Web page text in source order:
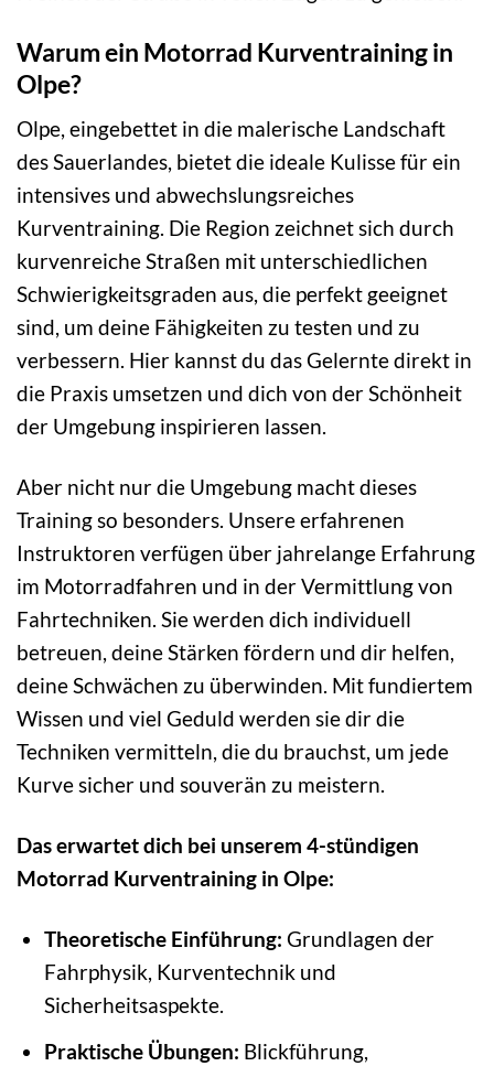
Warum ein Motorrad Kurventraining in
Olpe?
Olpe, eingebettet in die malerische Landschaft
des Sauerlandes, bietet die ideale Kulisse für ein
intensives und abwechslungsreiches
Kurventraining. Die Region zeichnet sich durch
kurvenreiche Straßen mit unterschiedlichen
Schwierigkeitsgraden aus, die perfekt geeignet
sind, um deine Fähigkeiten zu testen und zu
verbessern. Hier kannst du das Gelernte direkt in
die Praxis umsetzen und dich von der Schönheit
der Umgebung inspirieren lassen.
Aber nicht nur die Umgebung macht dieses
Training so besonders. Unsere erfahrenen
Instruktoren verfügen über jahrelange Erfahrung
im Motorradfahren und in der Vermittlung von
Fahrtechniken. Sie werden dich individuell
betreuen, deine Stärken fördern und dir helfen,
deine Schwächen zu überwinden. Mit fundiertem
Wissen und viel Geduld werden sie dir die
Techniken vermitteln, die du brauchst, um jede
Kurve sicher und souverän zu meistern.
Das erwartet dich bei unserem 4-stündigen
Motorrad Kurventraining in Olpe:
Theoretische Einführung: Grundlagen der
Fahrphysik, Kurventechnik und
Sicherheitsaspekte.
Praktische Übungen: Blickführung,